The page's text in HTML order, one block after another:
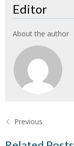
Editor
About the author
Previous